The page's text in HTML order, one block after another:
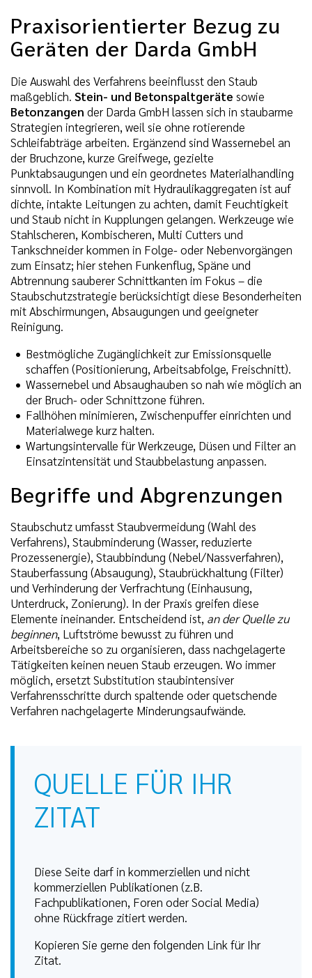
Praxisorientierter Bezug zu
Geräten der Darda GmbH
Die Auswahl des Verfahrens beeinflusst den Staub
maßgeblich. Stein- und Betonspaltgeräte sowie
Betonzangen der Darda GmbH lassen sich in staubarme
Strategien integrieren, weil sie ohne rotierende
Schleifabträge arbeiten. Ergänzend sind Wassernebel an
der Bruchzone, kurze Greifwege, gezielte
Punktabsaugungen und ein geordnetes Materialhandling
sinnvoll. In Kombination mit Hydraulikaggregaten ist auf
dichte, intakte Leitungen zu achten, damit Feuchtigkeit
und Staub nicht in Kupplungen gelangen. Werkzeuge wie
Stahlscheren, Kombischeren, Multi Cutters und
Tankschneider kommen in Folge- oder Nebenvorgängen
zum Einsatz; hier stehen Funkenflug, Späne und
Abtrennung sauberer Schnittkanten im Fokus – die
Staubschutzstrategie berücksichtigt diese Besonderheiten
mit Abschirmungen, Absaugungen und geeigneter
Reinigung.
Bestmögliche Zugänglichkeit zur Emissionsquelle
schaffen (Positionierung, Arbeitsabfolge, Freischnitt).
Wassernebel und Absaughauben so nah wie möglich an
der Bruch- oder Schnittzone führen.
Fallhöhen minimieren, Zwischenpuffer einrichten und
Materialwege kurz halten.
Wartungsintervalle für Werkzeuge, Düsen und Filter an
Einsatzintensität und Staubbelastung anpassen.
Begriffe und Abgrenzungen
Staubschutz umfasst Staubvermeidung (Wahl des
Verfahrens), Staubminderung (Wasser, reduzierte
Prozessenergie), Staubbindung (Nebel/Nassverfahren),
Stauberfassung (Absaugung), Staubrückhaltung (Filter)
und Verhinderung der Verfrachtung (Einhausung,
Unterdruck, Zonierung). In der Praxis greifen diese
Elemente ineinander. Entscheidend ist, an der Quelle zu
beginnen, Luftströme bewusst zu führen und
Arbeitsbereiche so zu organisieren, dass nachgelagerte
Tätigkeiten keinen neuen Staub erzeugen. Wo immer
möglich, ersetzt Substitution staubintensiver
Verfahrensschritte durch spaltende oder quetschende
Verfahren nachgelagerte Minderungsaufwände.
QUELLE FÜR IHR
ZITAT
Diese Seite darf in kommerziellen und nicht
kommerziellen Publikationen (z.B.
Fachpublikationen, Foren oder Social Media)
ohne Rückfrage zitiert werden.
Kopieren Sie gerne den folgenden Link für Ihr
Zitat.